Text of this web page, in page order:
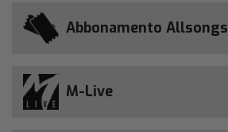
Abbonamento Allsongs
M-Live